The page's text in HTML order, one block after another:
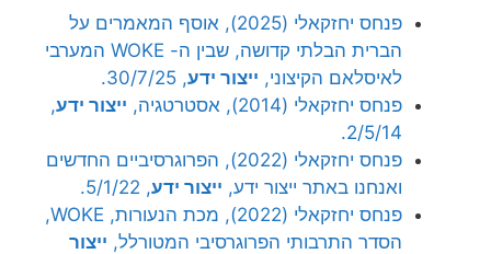
פנחס יחזקאלי (2025), אוסף המאמרים על
הברית הבלתי קדושה, שבין ה- WOKE המערבי
לאיסלאם הקיצוני, ייצור ידע, 30/7/25.
פנחס יחזקאלי (2014), אסטרטגיה,
ייצור ידע,
2/5/14.
פנחס יחזקאלי (2022), הפרוגרסיביים החדשים
ואנחנו באתר ייצור ידע, ייצור ידע, 5/1/22.
פנחס יחזקאלי (2022), מכת הנעורות, WOKE,
הסדר התרבותי הפרוגרסיבי המטורלל, ייצור